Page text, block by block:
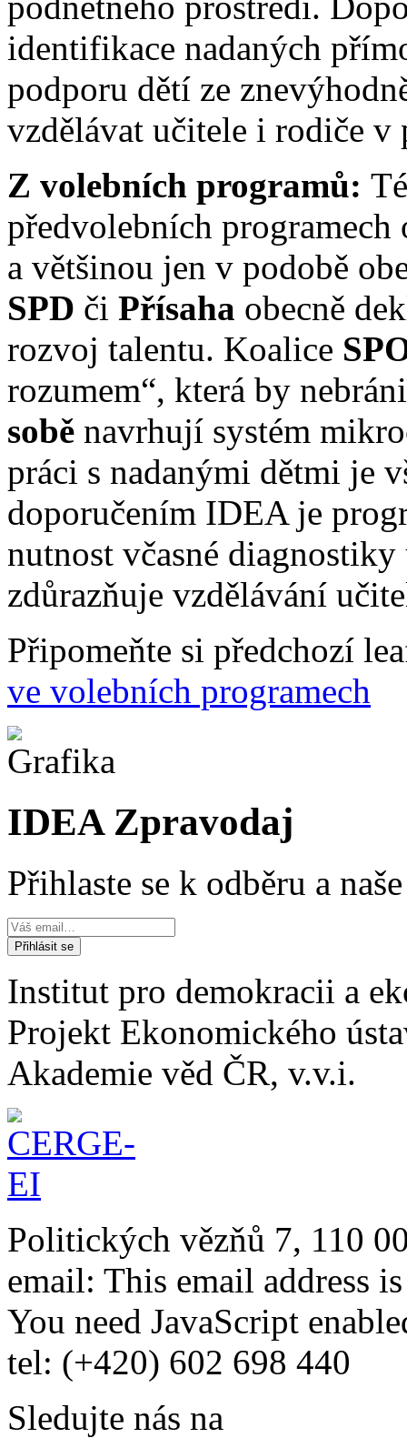
identifikace nadaných
podporu dětí ze
vzdělávat učitele i rodiče v
Z volebních programů:
předvolebních
a většinou jen v podobě
SPD či Přísaha obecně
rozvoj talentu. Koalice
rozumem“, která by
sobě navrhují systém
práci s nadanými dětmi je
doporučením IDEA je
nutnost včasné
zdůrazňuje vzdělávání
Připomeňte si předchozí
ve volebních programech
IDEA Zpravodaj
Přihlaste se k odběru a
Institut pro demokracii a
Projekt Ekonomického
Akademie věd ČR, v.v.i.
Politických vězňů 7, 110
email: This email address
You need JavaScript
tel: (+420) 602 698 440
Sledujte nás na